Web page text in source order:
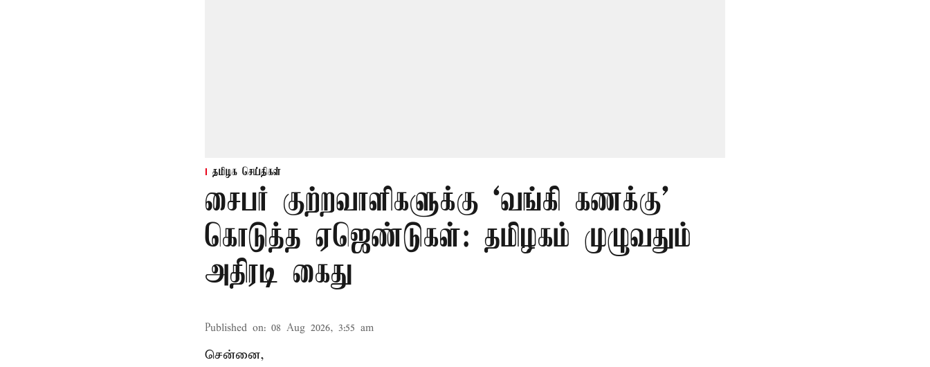
தமிழக செய்திகள்
சைபர் குற்றவாளிகளுக்கு ‘வங்கி கணக்கு’
கொடுத்த ஏஜெண்டுகள்: தமிழகம் முழுவதும்
அதிரடி கைது
Published on: 08 Aug 2026, 3:55 am
சென்னை,